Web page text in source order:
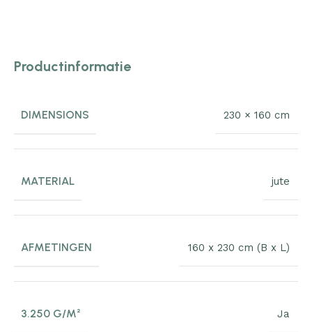
Productinformatie
DIMENSIONS 230 × 160 cm
MATERIAL jute
AFMETINGEN 160 x 230 cm (B x L)
3.250 G/M² Ja